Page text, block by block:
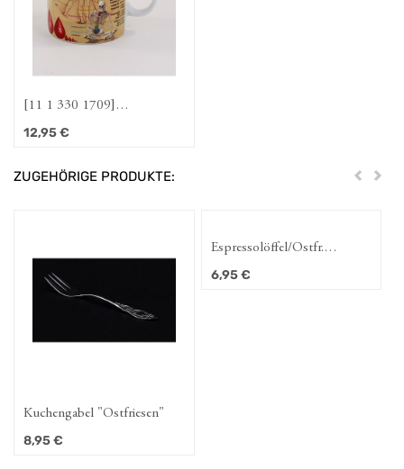
[11 1 330 1709]
Wissensbecher "Medizin"
12,95€
ZUGEHÖRIGE PRODUKTE: Zurück
Kuchengabel "Ostfriesen"
8,95€
Espressolöffel/Ostfr.
Teelöffel "Ostfriesen"
6,95€